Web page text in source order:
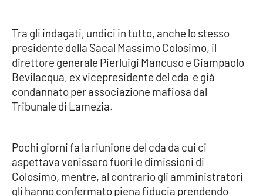
Leggendo Alvaro insieme
Imprese Di Calabria
Le perfidie di Antonella Grippo
STREAMING
Tra gli indagati, undici in tutto, anche lo stesso
presidente della Sacal Massimo Colosimo, il
direttore generale Pierluigi Mancuso e Giampaolo
Bevilacqua, ex vicepresidente del cda e già
condannato per associazione mafiosa dal
Tribunale di Lamezia.
Pochi giorni fa la riunione del cda da cui ci
aspettava venissero fuori le dimissioni di
Colosimo, mentre, al contrario gli amministratori
gli hanno confermato piena fiducia prendendo